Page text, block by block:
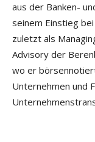
aus der Banken-
seinem Einstieg
zuletzt als
Advisory der
wo er
Unternehmen und